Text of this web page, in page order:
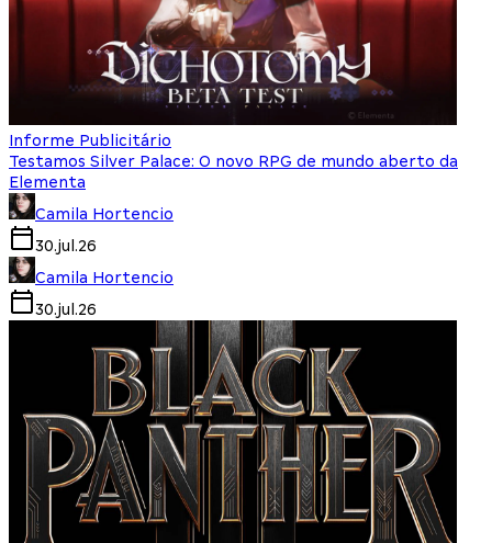
Informe Publicitário
Testamos Silver Palace: O novo RPG de mundo aberto da
Elementa
Camila Hortencio
30.jul.26
Camila Hortencio
30.jul.26